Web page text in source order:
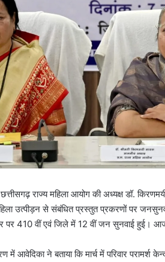
छत्तीसगढ़ राज्य महिला आयोग की अध्यक्ष डॉ.
उत्पीड़न से संबंधित प्रस्तुत प्रकरणों पर
पर 410 वीं एवं जिले में 12 वीं जन सुनवाई हुई।
ने बताया कि मार्च में परिवार परामर्श